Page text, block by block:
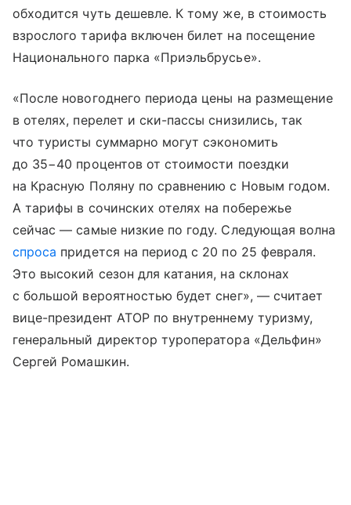
обходится чуть дешевле. К тому же, в стоимость
взрослого тарифа включен билет на посещение
Национального парка «Приэльбрусье».
«После новогоднего периода цены на размещение
в отелях, перелет и ски-пассы снизились, так
что туристы суммарно могут сэкономить
до 35−40 процентов от стоимости поездки
на Красную Поляну по сравнению с Новым годом.
А тарифы в сочинских отелях на побережье
сейчас — самые низкие по году. Следующая волна
спроса придется на период с 20 по 25 февраля.
Это высокий сезон для катания, на склонах
с большой вероятностью будет снег», — считает
вице-президент АТОР по внутреннему туризму,
генеральный директор туроператора «Дельфин»
Сергей Ромашкин.